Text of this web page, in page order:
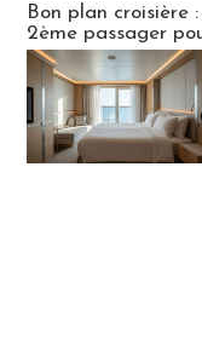
Bon plan croisière
2ème passager